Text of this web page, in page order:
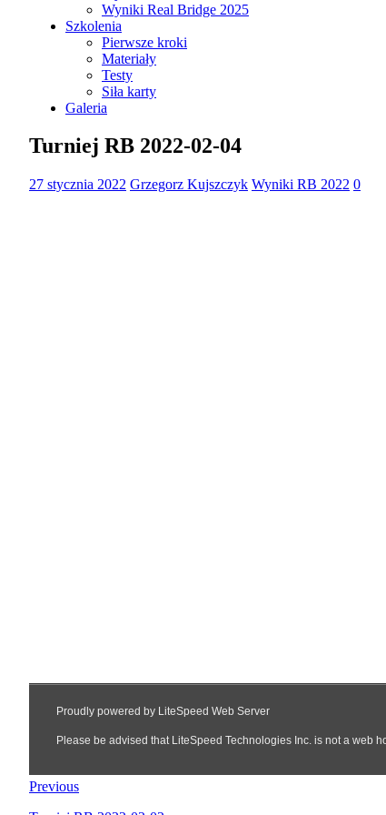
Wyniki Real Bridge 2025
Szkolenia
Pierwsze kroki
Materiały
Testy
Siła karty
Galeria
Turniej RB 2022-02-04
27 stycznia 2022 Grzegorz Kujszczyk Wyniki RB 2022 0
Previous